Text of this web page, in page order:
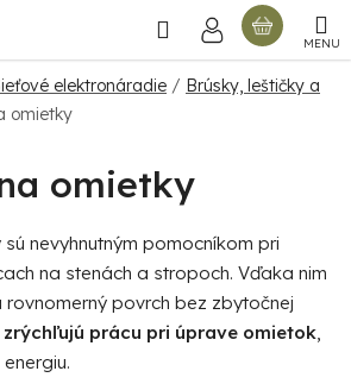
Hľadať
elektronáradie / Brúsky, leštičky a
omietky
omietky
nevyhnutným pomocníkom pri
na stenách a stropoch. Vďaka nim
povrch bez zbytočnej
zrýchľujú prácu pri úprave omietok,